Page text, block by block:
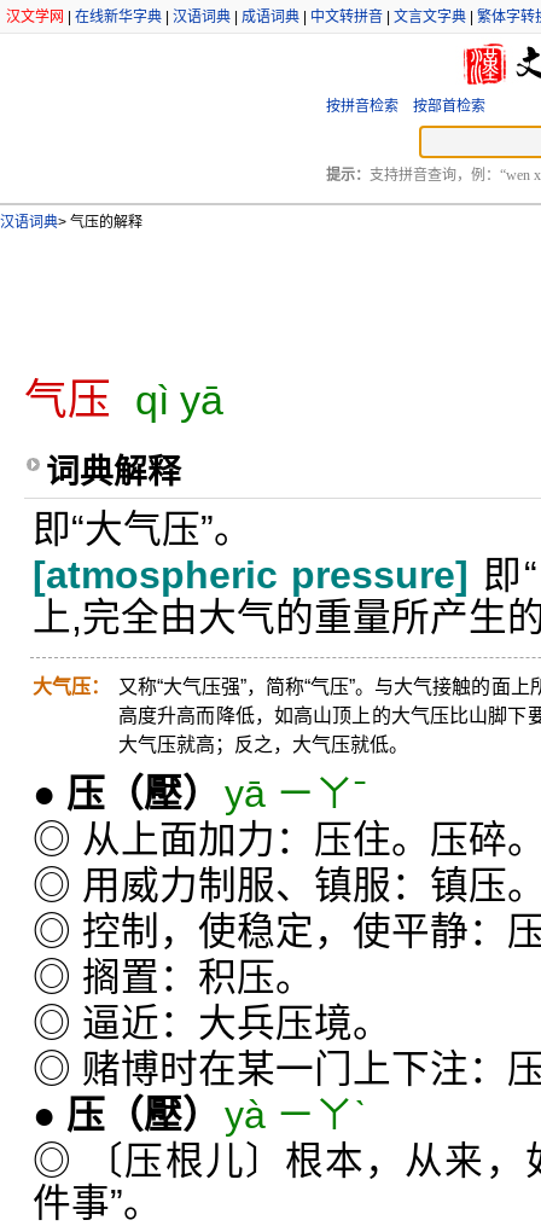
汉文学网 在线新华字典 汉语词典 成语词典 中文转拼音 文言文字典 繁体字转
按拼音检索 按部首检索
提示： 支持拼音查询，例：“wen
汉语词典> 气压的解释
气压 qì yā
词典解释
即“大气压”。
[atmospheric pressure] 即
上,完全由大气的重量所产生
大气压：
又称“大气压强”，简称“气压”。与大气接触的面
高度升高而降低，如高山顶上的大气压比山脚下
大气压就高；反之，大气压就低。
● 压 （壓） yā ㄧㄚˉ
◎ 从上面加力：压住。压碎
◎ 用威力制服、镇服：镇压
◎ 控制，使稳定，使平静：
◎ 搁置：积压。
◎ 逼近：大兵压境。
◎ 赌博时在某一门上下注：
● 压 （壓） yà ㄧㄚˋ
◎ 〔压根儿〕根本，从来，
件事”。